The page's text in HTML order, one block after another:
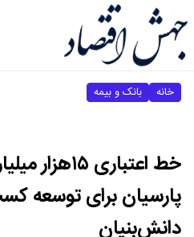
خانه بانک و بیمه
خط اعتباری
پارسیان برای توسعه
دانش‌بنیان